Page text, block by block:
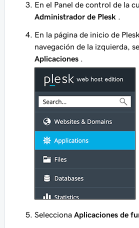
En el Panel de control de la
Administrador de Plesk
En la página de inicio de
navegación de la izquierda,
Aplicaciones
Selecciona Aplicaciones de